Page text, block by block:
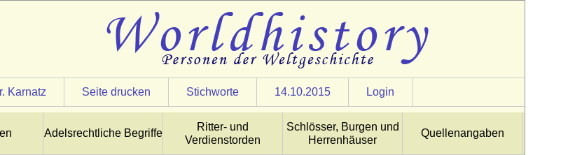
Karnatz Seite drucken Stichworte 14.10.2015 Login
Adelsrechtliche Begriffe
Ritter- und
Verdienstorden
Schlösser, Burgen und
Herrenhäuser
Quellenangaben